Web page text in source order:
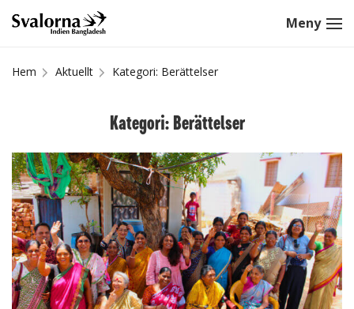
Hem Aktuellt Kategori: Berättelser
Kategori: Berättelser